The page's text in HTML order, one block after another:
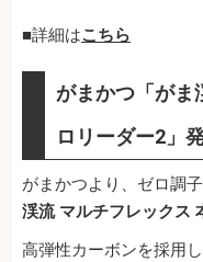
■詳細はこちら
がまかつ「がま
ロリーダー2」
がまかつより、ゼロ調
渓流 マルチフレックス
高弾性カーボンを採用